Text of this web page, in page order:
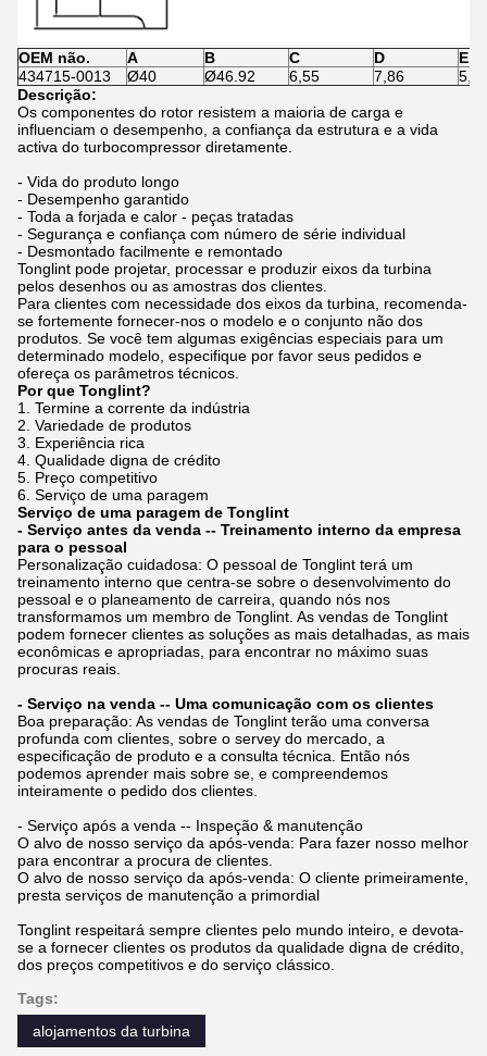
OEM não. A B C D
E
434715-0013
Ø40 Ø46.92 6,55 7,86
Descrição:
Os componentes do rotor resistem a maioria de carga e
influenciam o desempenho, a confiança da estrutura e a vida
activa do turbocompressor diretamente.
- Vida do produto longo
- Desempenho garantido
- Toda a forjada e calor - peças tratadas
- Segurança e confiança com número de série individual
- Desmontado facilmente e remontado
Tonglint pode projetar, processar e produzir eixos da turbina
pelos desenhos ou as amostras dos clientes.
Para clientes com necessidade dos eixos da turbina, recomenda-
se fortemente fornecer-nos o modelo e o conjunto não dos
produtos. Se você tem algumas exigências especiais para um
determinado modelo, especifique por favor seus pedidos e
ofereça os parâmetros técnicos.
Por que Tonglint?
1. Termine a corrente da indústria
2. Variedade de produtos
3. Experiência rica
4. Qualidade digna de crédito
5. Preço competitivo
6. Serviço de uma paragem
Serviço de uma paragem de Tonglint
- Serviço antes da venda -- Treinamento interno da empresa
para o pessoal
Personalização cuidadosa: O pessoal de Tonglint terá um
treinamento interno que centra-se sobre o desenvolvimento do
pessoal e o planeamento de carreira, quando nós nos
transformamos um membro de Tonglint. As vendas de Tonglint
podem fornecer clientes as soluções as mais detalhadas, as mais
econômicas e apropriadas, para encontrar no máximo suas
procuras reais.
- Serviço na venda -- Uma comunicação com os clientes
Boa preparação: As vendas de Tonglint terão uma conversa
profunda com clientes, sobre o servey do mercado, a
especificação de produto e a consulta técnica. Então nós
podemos aprender mais sobre se, e compreendemos
inteiramente o pedido dos clientes.
- Serviço após a venda -- Inspeção & manutenção
O alvo de nosso serviço da após-venda: Para fazer nosso melhor
para encontrar a procura de clientes.
O alvo de nosso serviço da após-venda: O cliente primeiramente,
presta serviços de manutenção a primordial
Tonglint respeitará sempre clientes pelo mundo inteiro, e devota-
se a fornecer clientes os produtos da qualidade digna de crédito,
dos preços competitivos e do serviço clássico.
Tags:
alojamentos da turbina